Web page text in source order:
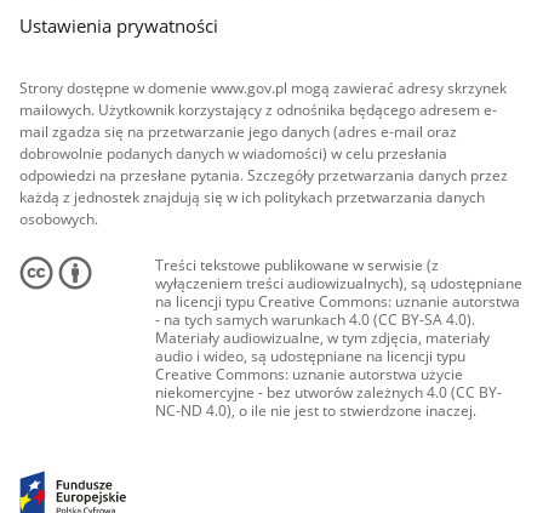
Ustawienia prywatności
Strony dostępne w domenie www.gov.pl mogą zawierać adresy skrzynek
mailowych. Użytkownik korzystający z odnośnika będącego adresem e-
mail zgadza się na przetwarzanie jego danych (adres e-mail oraz
dobrowolnie podanych danych w wiadomości) w celu przesłania
odpowiedzi na przesłane pytania. Szczegóły przetwarzania danych przez
każdą z jednostek znajdują się w ich politykach przetwarzania danych
osobowych.
Treści tekstowe publikowane w serwisie (z
wyłączeniem treści audiowizualnych), są udostępniane
na licencji typu Creative Commons: uznanie autorstwa
- na tych samych warunkach 4.0 (CC BY-SA 4.0).
Materiały audiowizualne, w tym zdjęcia, materiały
audio i wideo, są udostępniane na licencji typu
Creative Commons: uznanie autorstwa użycie
niekomercyjne - bez utworów zależnych 4.0 (CC BY-
NC-ND 4.0), o ile nie jest to stwierdzone inaczej.